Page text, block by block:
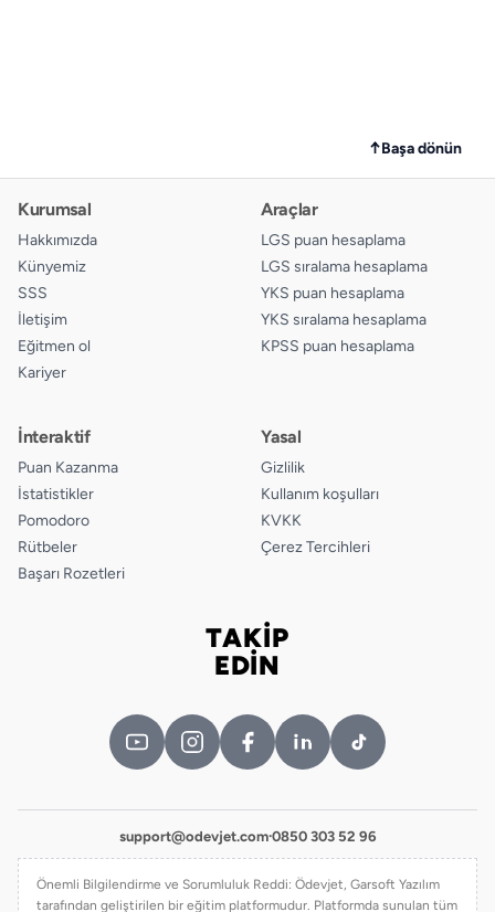
↑Başa dönün
Kurumsal
Hakkımızda
Künyemiz
SSS
İletişim
Eğitmen ol
Kariyer
Araçlar
LGS puan hesaplama
LGS sıralama hesaplama
YKS puan hesaplama
YKS sıralama hesaplama
KPSS puan hesaplama
İnteraktif
Puan Kazanma
İstatistikler
Pomodoro
Rütbeler
Başarı Rozetleri
Yasal
Gizlilik
Kullanım koşulları
KVKK
Çerez Tercihleri
TAKİP
EDİN
support@odevjet.com·0850 303 52 96
Önemli Bilgilendirme ve Sorumluluk Reddi: Ödevjet, Garsoft Yazılım
tarafından geliştirilen bir eğitim platformudur. Platformda sunulan tüm